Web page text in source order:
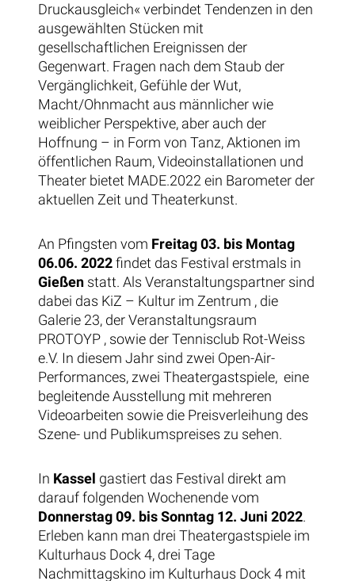
Druckausgleich« verbindet Tendenzen in den
ausgewählten Stücken mit
gesellschaftlichen Ereignissen der
Gegenwart. Fragen nach dem Staub der
Vergänglichkeit, Gefühle der Wut,
Macht/Ohnmacht aus männlicher wie
weiblicher Perspektive, aber auch der
Hoffnung – in Form von Tanz, Aktionen im
öffentlichen Raum, Videoinstallationen und
Theater bietet MADE.2022 ein Barometer der
aktuellen Zeit und Theaterkunst.
An Pfingsten vom Freitag 03. bis Montag
06.06. 2022findet das Festival erstmals in
Gießen statt. Als Veranstaltungspartner sind
dabei das KiZ – Kultur im Zentrum , die
Galerie 23, der Veranstaltungsraum
PROTOYP , sowie der Tennisclub Rot-Weiss
e.V. In diesem Jahr sind zwei Open-Air-
Performances, zwei Theatergastspiele, eine
begleitende Ausstellung mit mehreren
Videoarbeiten sowie die Preisverleihung des
Szene- und Publikumspreises zu sehen.
In Kassel gastiert das Festival direkt am
darauf folgenden Wochenende vom
Donnerstag 09. bis Sonntag 12. Juni 2022.
Erleben kann man drei Theatergastspiele im
Kulturhaus Dock 4, drei Tage
Nachmittagskino im Kulturhaus Dock 4 mit